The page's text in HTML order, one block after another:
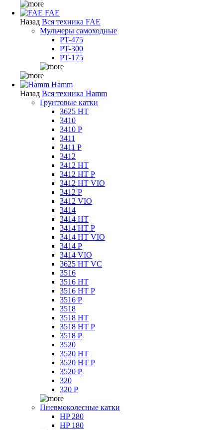
FAE
Назад Вся техника FAE
Мульчеры самоходные
PT-475
PT-300
PT-175
Hamm
Назад Вся техника Hamm
Грунтовые катки
3625 HT
3410
3410 P
3411
3411 P
3412
3412 HT
3412 HT P
3412 HT VIO
3412 P
3412 VIO
3414
3414 HT
3414 HT P
3414 HT VIO
3414 P
3414 VIO
3625 HT VC
3516
3516 HT
3516 HT P
3516 P
3518
3518 HT
3518 HT P
3518 P
3520
3520 HT
3520 HT P
3520 P
320
320 P
Пневмоколесные катки
HP 280
HP 180